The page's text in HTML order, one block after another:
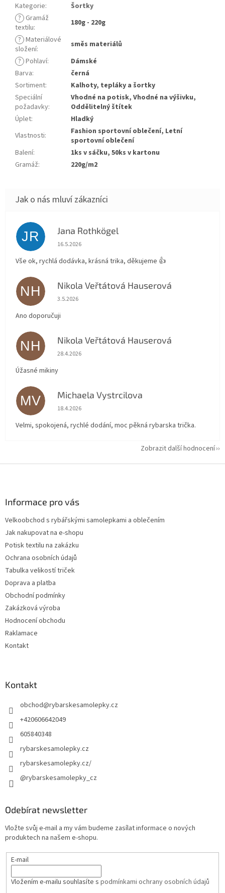
Kategorie:
Šortky
? Gramáž
textilu:
180g - 220g
? Materiálové
složení:
směs materiálů
? Pohlaví:
Dámské
Barva:
černá
Sortiment:
Kalhoty, tepláky a šortky
Speciální
požadavky:
Vhodné na potisk, Vhodné na výšivku,
Oddělitelný štítek
Úplet:
Hladký
Vlastnosti:
Fashion sportovní oblečení, Letní
sportovní oblečení
Balení:
1ks v sáčku, 50ks v kartonu
Gramáž: 220g/m2
JR Jana Rothkögel
Hodnocení obchodu je 5 z 5 hvězdiček.
16.5.2026
Vše ok, rychlá dodávka, krásná trika, děkujeme 👍
NH Nikola Veřtátová Hauserová
Hodnocení obchodu je 5 z 5 hvězdiček.
3.5.2026
Ano doporučuji
NH Nikola Veřtátová Hauserová
Hodnocení obchodu je 5 z 5 hvězdiček.
28.4.2026
Úžasné mikiny
MV Michaela Vystrcilova
Hodnocení obchodu je 5 z 5 hvězdiček.
18.4.2026
Velmi, spokojená, rychlé dodání, moc pěkná rybarska trička.
Zobrazit další hodnocení
Informace pro vás
Velkoobchod s rybářskými samolepkami a oblečením
Jak nakupovat na e-shopu
Potisk textilu na zakázku
Ochrana osobních údajů
Tabulka velikostí triček
Doprava a platba
Obchodní podmínky
Zakázková výroba
Hodnocení obchodu
Raklamace
Kontakt
Kontakt
obchod@rybarskesamolepky.cz
+420606642049
605840348
rybarskesamolepky.cz
rybarskesamolepky.cz/
@rybarskesamolepky_cz
Odebírat newsletter
Vložte svůj e-mail a my vám budeme zasílat informace o nových
produktech na našem e-shopu.
E-mail
Vložením e-mailu souhlasíte s podmínkami ochrany osobních údajů